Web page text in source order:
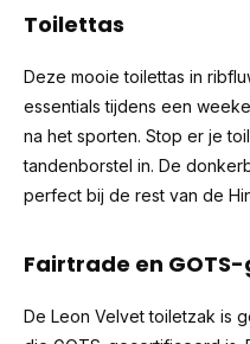
Toilettas
Deze mooie toilettas in
essentials tijdens een
na het sporten. Stop er je
tandenborstel in. De
perfect bij de rest van de
Fairtrade en
De Leon Velvet toiletzak is